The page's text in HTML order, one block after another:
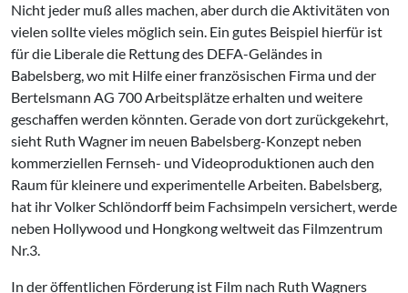
Nicht jeder muß alles ma­chen, aber durch die Aktivitäten von
vielen sollte vieles möglich sein. Ein gutes Beispiel hierfür ist
für die Liberale die Rettung des DEFA-Gelän­des in
Babelsberg, wo mit Hilfe ei­ner französischen Firma und der
Bertelsmann AG 700 Arbeitsplätze erhalten und weitere
geschaffen werden könnten. Gerade von dort zurückgekehrt,
sieht Ruth Wagner im neuen Babelsberg-Konzept neben
kommerziellen Fernseh- und Video­produktionen auch den
Raum für kleinere und experimentelle Arbei­ten. Babelsberg,
hat ihr Volker Schlöndorff beim Fachsimpeln versi­chert, werde
neben Hollywood und Hongkong weltweit das Filmzen­trum
Nr.3.
In der öffentlichen Förderung ist Film nach Ruth Wagners